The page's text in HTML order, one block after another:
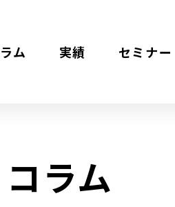
ム 実績 セミナー
コラム